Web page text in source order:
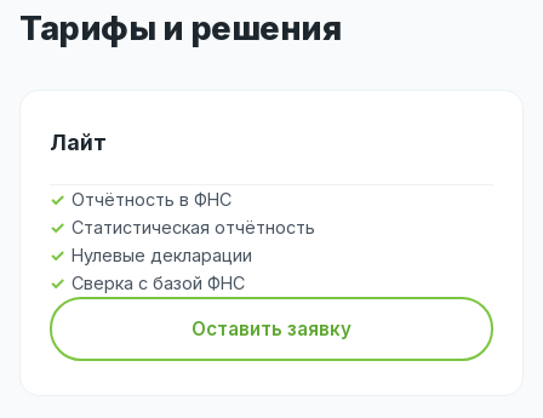
Тарифы и решения
Лайт
Отчётность в ФНС
Статистическая отчётность
Нулевые декларации
Сверка с базой ФНС
Оставить заявку